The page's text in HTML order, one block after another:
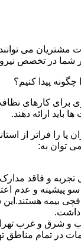
مشتریان می
شما در تخصص
پیدا کنیم؟
برای کارهای
ارائه دهند.
را فراتر از
توان به:
و فاقد
پیشینه و عدم
بیمه هستند.این
داشت.
و غرب تهران
در تمام مناطق